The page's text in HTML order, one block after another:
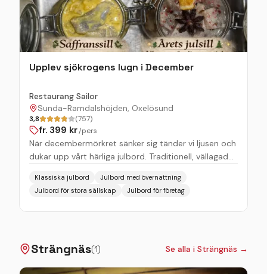
Upplev sjökrogens lugn i December
Restaurang Sailor
Sunda-Ramdalshöjden, Oxelösund
3,8 (757)
fr. 399 kr/pers
När decembermörkret sänker sig tänder vi Ijusen och
dukar upp vårt härliga julbord. Traditionell, vällagad
havet.
Klassiska julbord
Julbord med övernattning
Julbord för stora sällskap
Julbord för företag
Strängnäs(1) Se alla i Strängnäs →